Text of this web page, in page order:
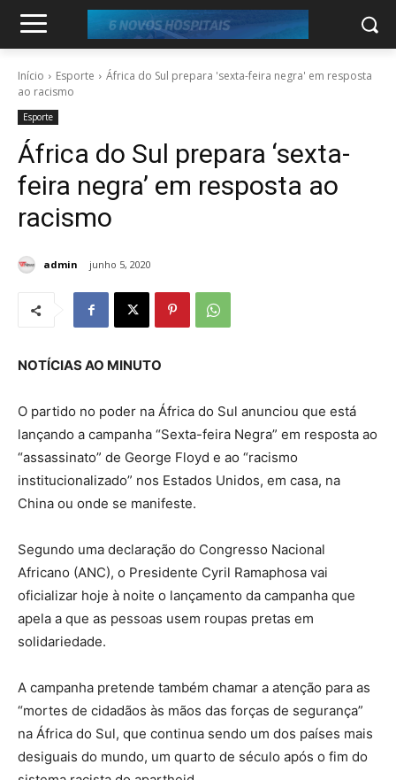
Início Esporte
África do Sul prepara 'sexta-feira negra' em resposta
ao racismo
Esporte
África do Sul prepara ‘sexta-
feira negra’ em resposta ao
racismo
admin junho 5, 2020
NOTÍCIAS AO MINUTO
O partido no poder na África do Sul anunciou que está
lançando a campanha “Sexta-feira Negra” em resposta ao
“assassinato” de George Floyd e ao “racismo
institucionalizado” nos Estados Unidos, em casa, na
China ou onde se manifeste.
Segundo uma declaração do Congresso Nacional
Africano (ANC), o Presidente Cyril Ramaphosa vai
oficializar hoje à noite o lançamento da campanha que
apela a que as pessoas usem roupas pretas em
solidariedade.
A campanha pretende também chamar a atenção para as
“mortes de cidadãos às mãos das forças de segurança”
na África do Sul, que continua sendo um dos países mais
desiguais do mundo, um quarto de século após o fim do